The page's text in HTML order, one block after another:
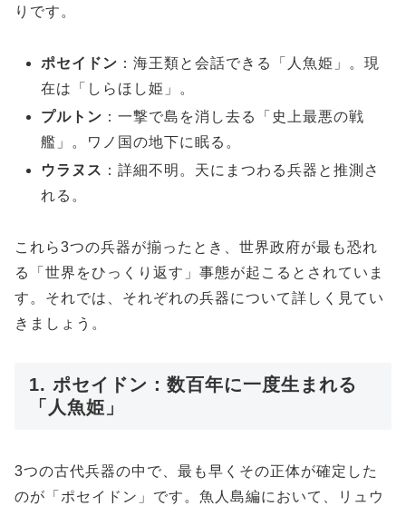
りです。
ポセイドン ：海王類と会話できる「人魚姫」。現
在は「しらほし姫」。
プルトン ：一撃で島を消し去る「史上最悪の戦
艦」。ワノ国の地下に眠る。
ウラヌス ：詳細不明。天にまつわる兵器と推測さ
れる。
これら3つの兵器が揃ったとき、世界政府が最も恐れ
る「世界をひっくり返す」事態が起こるとされていま
す。それでは、それぞれの兵器について詳しく見てい
きましょう。
1. ポセイドン：数百年に一度生まれる
「人魚姫」
3つの古代兵器の中で、最も早くその正体が確定した
のが「ポセイドン」です。魚人島編において、リュウ